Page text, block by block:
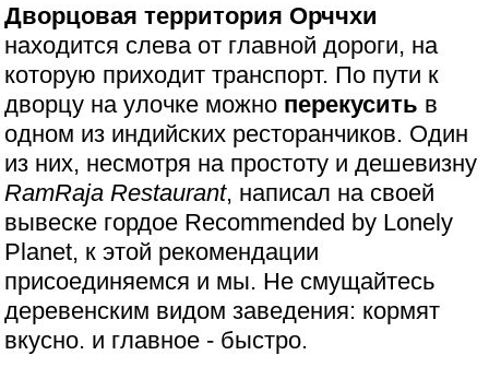
Дворцовая территория Орччхи
находится слева от главной дороги, на
которую приходит транспорт. По пути к
дворцу на улочке можно перекусить в
одном из индийских ресторанчиков. Один
из них, несмотря на простоту и дешевизну
RamRaja Restaurant, написал на своей
вывеске гордое Recommended by Lonely
Planet, к этой рекомендации
присоединяемся и мы. Не смущайтесь
деревенским видом заведения: кормят
вкусно. и главное - быстро.